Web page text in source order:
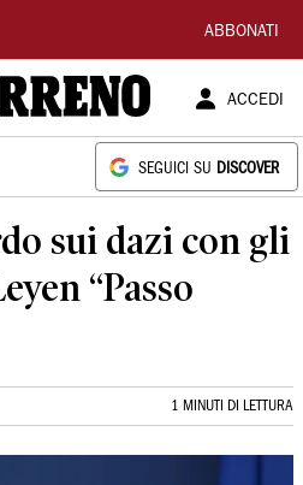
ABBONATI
ACCEDI
SEGUICI SU DISCOVER
sui dazi con gli
“Passo
1 MINUTI DI LETTURA